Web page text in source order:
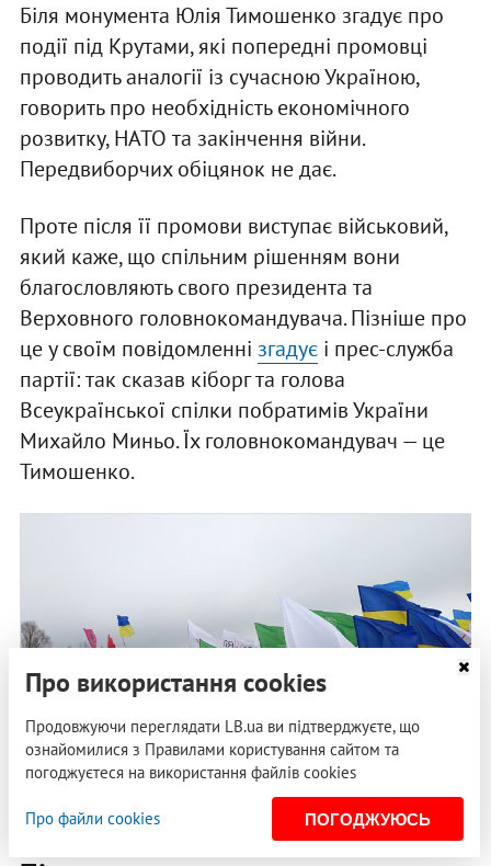
Біля монумента Юлія Тимошенко згадує про
події під Крутами, які попередні промовці
проводить аналогії із сучасною Україною,
говорить про необхідність економічного
розвитку, НАТО та закінчення війни.
Передвиборчих обіцянок не дає.
Проте після її промови виступає військовий,
який каже, що спільним рішенням вони
благословляють свого президента та
Верховного головнокомандувача. Пізніше про
це у своїм повідомленні згадуєі прес-служба
партії: так сказав кіборг та голова
Всеукраїнської спілки побратимів України
Михайло Миньо. Їх головнокомандувач — це
Тимошенко.
Про використання cookies
Продовжуючи переглядати LB.ua ви підтверджуєте, що
ознайомилися з Правилами користування сайтом та
погоджуєтеся на використання файлів cookies
Про файли cookies ПОГОДЖУЮСЬ